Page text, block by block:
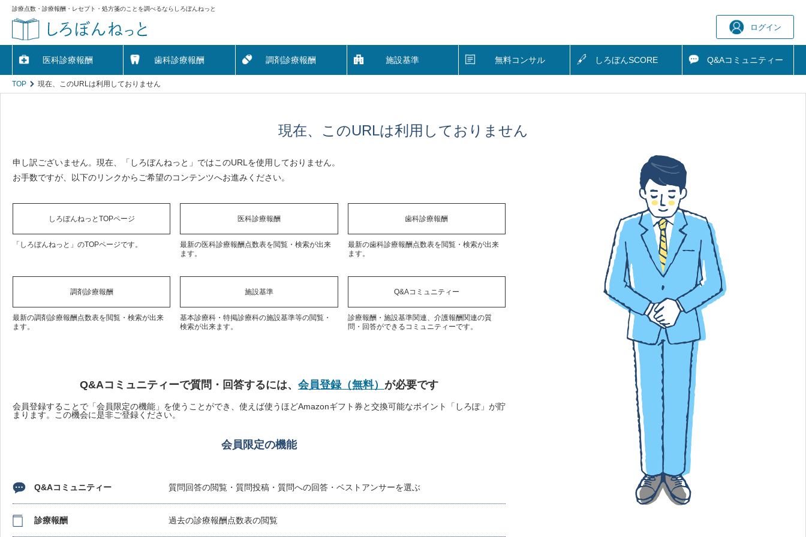
診療点数・診療報酬・レセプト・処方箋のことを調べるならしろぼんねっと
ログイン
医科診療報酬 歯科診療報酬 調剤診療報酬 施設基準 無料コンサル しろぼんSCORE Q&Aコミュニティー
TOP 現在、このURLは利用しておりません
現在、このURLは利用しておりません
申し訳ございません。現在、「しろぼんねっと」ではこのURLを使用しておりません。
お手数ですが、以下のリンクからご希望のコンテンツへお進みください。
しろぼんねっとTOPページ
「しろぼんねっと」のTOPページです。
医科診療報酬
最新の医科診療報酬点数表を閲覧・検索が出来
ます。
歯科診療報酬
最新の歯科診療報酬点数表を閲覧・検索が出来
ます。
調剤診療報酬
最新の調剤診療報酬点数表を閲覧・検索が出来
ます。
施設基準
基本診療科・特掲診療科の施設基準等の閲覧・
検索が出来ます。
Q&Aコミュニティー
診療報酬・施設基準関連、介護報酬関連の質
問・回答ができるコミュニティーです。
Q&Aコミュニティーで質問・回答するには、 会員登録（無料） が必要です
会員登録することで「会員限定の機能」を使うことができ、使えば使うほどAmazonギフト券と交換可能なポイント「しろぽ」が貯
まります。この機会に是非ご登録ください。
会員限定の機能
Q&Aコミュニティー 質問回答の閲覧・質問投稿・質問への回答・ベストアンサーを選ぶ
診療報酬 過去の診療報酬点数表の閲覧